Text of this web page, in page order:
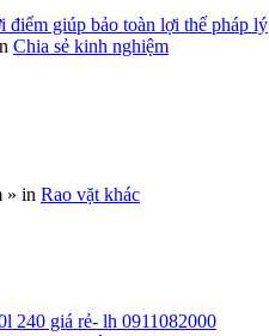
giúp bảo toàn lợi thế pháp lý
Chia sẻ kinh nghiệm
» in Rao vặt khác
240 giá rẻ- lh 0911082000